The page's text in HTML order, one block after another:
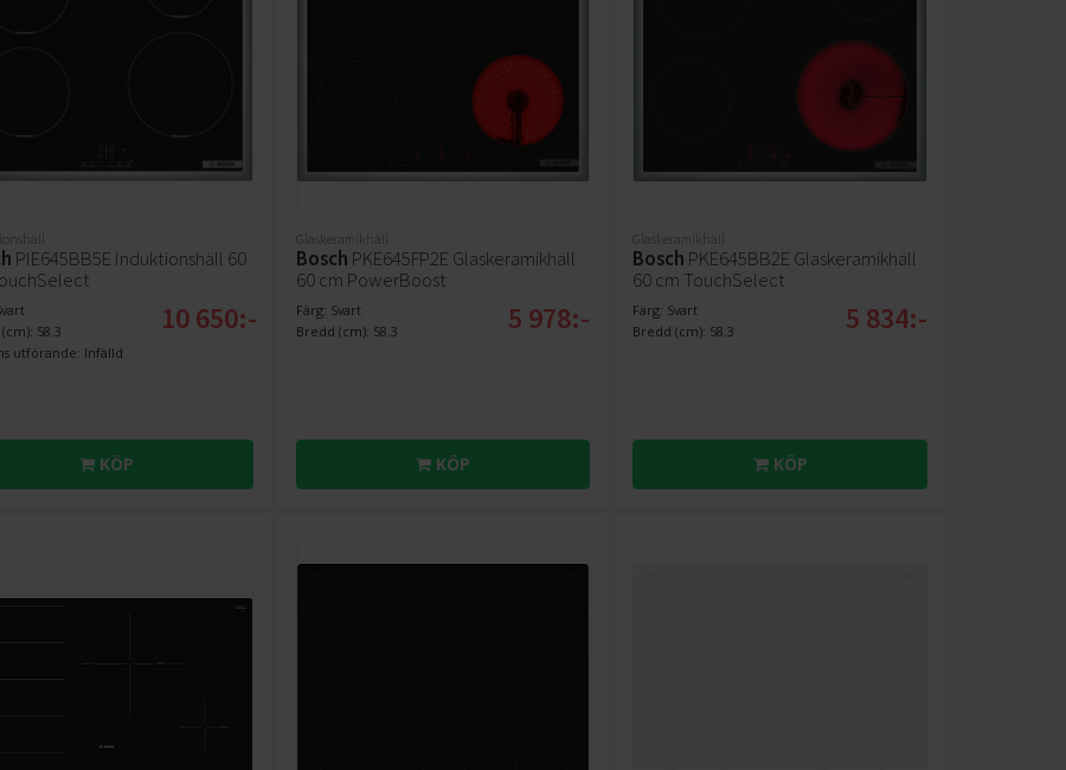
PIE645BB5E Induktionshäll 60
58.3
utförande: Infälld
10 650:-
KÖP
Glaskeramikhäll
Bosch PKE645FP2E Glaskeramikhäll
60 cm PowerBoost
Färg: Svart
Bredd (cm): 58.3
5 978:-
KÖP
Glaskeramikhäll
Bosch PKE645BB2E Glaskeramikhäll
60 cm TouchSelect
Färg: Svart
Bredd (cm): 58.3
5 834:-
KÖP